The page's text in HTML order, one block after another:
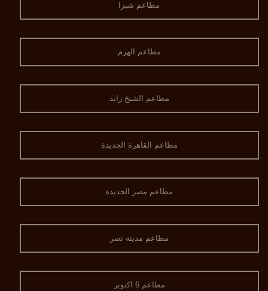
مطاعم شبرا
مطاعم الهرم
مطاعم الشيخ زايد
مطاعم القاهرة الجديدة
مطاعم مصر الجديدة
مطاعم مدينة نصر
مطاعم 6 اكتوبر